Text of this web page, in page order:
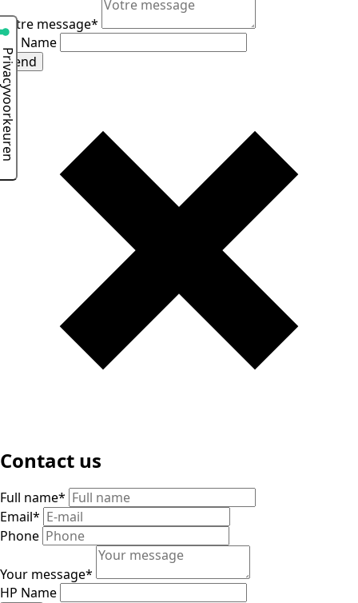
Votre message*
HP Name
Send
Contact us
Full name*
Email*
Phone
Your message*
HP Name